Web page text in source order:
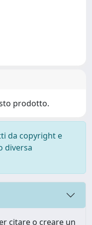
prodotto.
da copyright e
diversa
citare o creare un